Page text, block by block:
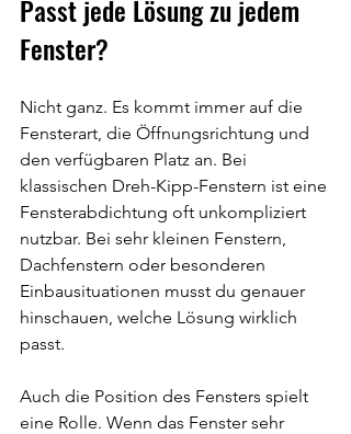
Passt jede Lösung zu jedem
Fenster?
Nicht ganz. Es kommt immer auf die
Fensterart, die Öffnungsrichtung und
den verfügbaren Platz an. Bei
klassischen Dreh-Kipp-Fenstern ist eine
Fensterabdichtung oft unkompliziert
nutzbar. Bei sehr kleinen Fenstern,
Dachfenstern oder besonderen
Einbausituationen musst du genauer
hinschauen, welche Lösung wirklich
passt.
Auch die Position des Fensters spielt
eine Rolle. Wenn das Fenster sehr